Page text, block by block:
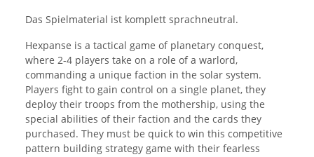
Das Spielmaterial ist komplett sprachneutral.
Hexpanse is a tactical game of planetary conquest,
where 2-4 players take on a role of a warlord,
commanding a unique faction in the solar system.
Players fight to gain control on a single planet, they
deploy their troops from the mothership, using the
special abilities of their faction and the cards they
purchased. They must be quick to win this competitive
pattern building strategy game with their fearless